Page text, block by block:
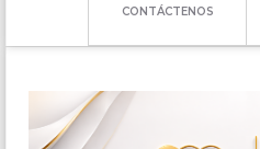
CONTÁCTENOS